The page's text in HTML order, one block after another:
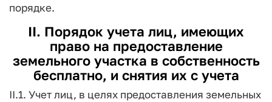
порядке.
II. Порядок учета лиц, имеющих
право на предоставление
земельного участка в собственность
бесплатно, и снятия их с учета
II.1. Учет лиц, в целях предоставления земельных